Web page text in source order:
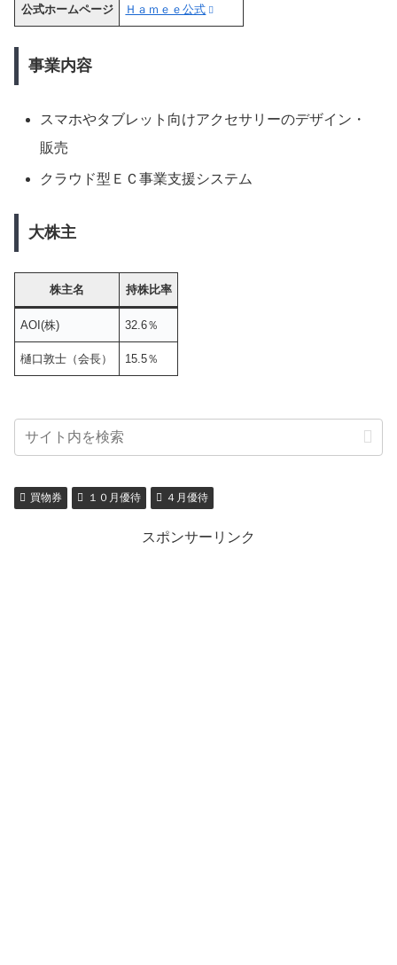
公式ホームページ Ｈａｍｅｅ公式
事業内容
スマホやタブレット向けアクセサリーのデザイン・
販売
クラウド型ＥＣ事業支援システム
大株主
株主名 持株比率
AOI(株) 32.6％
樋口敦士（会長） 15.5％
買物券 １０月優待 ４月優待
スポンサーリンク